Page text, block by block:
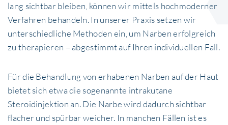
lang sichtbar bleiben, können wir mittels hochmoderner
Verfahren behandeln. In unserer Praxis setzen wir
unterschiedliche Methoden ein, um Narben erfolgreich
zu therapieren – abgestimmt auf Ihren individuellen Fall.
Für die Behandlung von erhabenen Narben auf der Haut
bietet sich etwa die sogenannte intrakutane
Steroidinjektion an. Die Narbe wird dadurch sichtbar
flacher und spürbar weicher. In manchen Fällen ist es